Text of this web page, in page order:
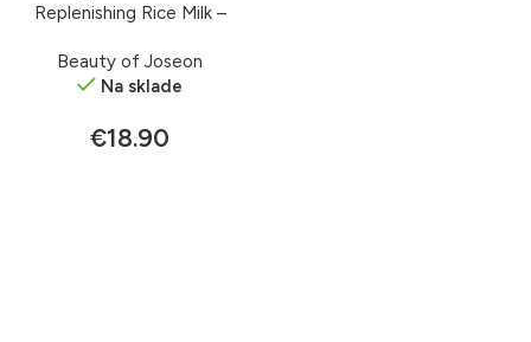
Replenishing Rice Milk –
Beauty of Joseon
Na sklade
€18.90